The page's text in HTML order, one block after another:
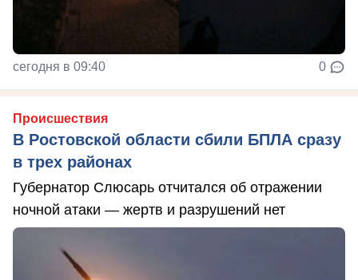
сегодня в 09:40 0
Происшествия
В Ростовской области сбили БПЛА сразу
в трех районах
Губернатор Слюсарь отчитался об отражении
ночной атаки — жертв и разрушений нет